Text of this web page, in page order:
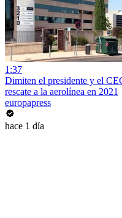
1:37
Dimiten el presidente y el
rescate a la aerolínea en 2021
europapress
hace 1 día